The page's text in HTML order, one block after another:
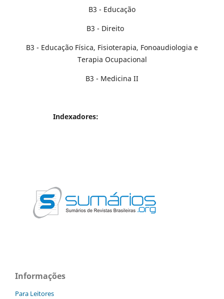
B3 - Educação
B3 - Direito
B3 - Educação Física, Fisioterapia, Fonoaudiologia e
Terapia Ocupacional
B3 - Medicina II
Indexadores:
Informações
Para Leitores